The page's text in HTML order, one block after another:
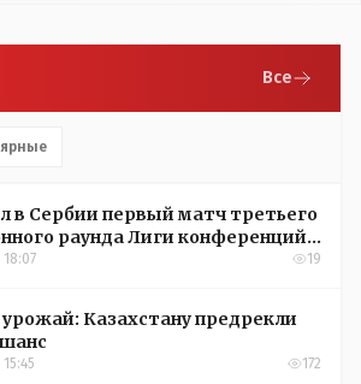
Все
в Сербии первый матч третьего
раунда Лиги конференций
19
Казахстану предрекли
172